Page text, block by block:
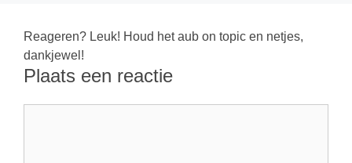
Reageren? Leuk! Houd het aub on topic en netjes,
dankjewel!
Plaats een reactie